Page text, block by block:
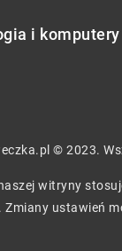
i komputery
© 2023.
witryny
Zmiany ustawień